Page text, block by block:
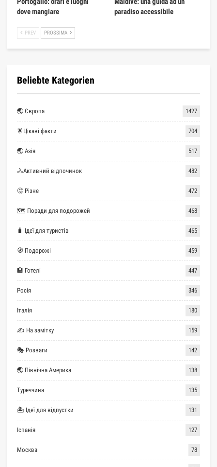
dove mangiare
paradiso accessibile
PREV PROSSIMA
Beliebte Kategorien
🌏 Європа 1427
🌟Цікаві факти 704
🌏 Азія 517
🚴Активний відпочинок 482
🤔 Різне 472
🗺 Поради для подорожей 468
🧳 Ідеї для туристів 465
🧭 Подорожі 459
🏨 Готелі 447
Росія 346
Італія 180
✍ На замітку 159
🎭 Розваги 142
🌏 Північна Америка 138
Туреччина 135
🏝 Ідеї для відпустки 131
Іспанія 127
Москва 78